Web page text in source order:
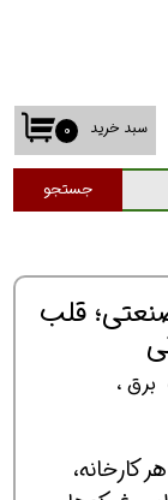
جستجو
۰ سبد خرید
قلب
برق،
کارخانه،